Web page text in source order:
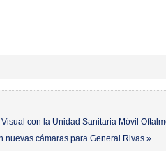
con la Unidad Sanitaria Móvil
nuevas cámaras para General Rivas »